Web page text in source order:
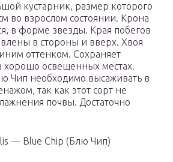
кустарник, размер которого
во взрослом состоянии. Крона
в форме звезды. Края побегов
в стороны и вверх. Хвоя
оттенком. Сохраняет
хорошо освещенных местах.
Чип необходимо высаживать в
так как этот сорт не
почвы. Достаточно
— Blue Chip (Блю Чип)